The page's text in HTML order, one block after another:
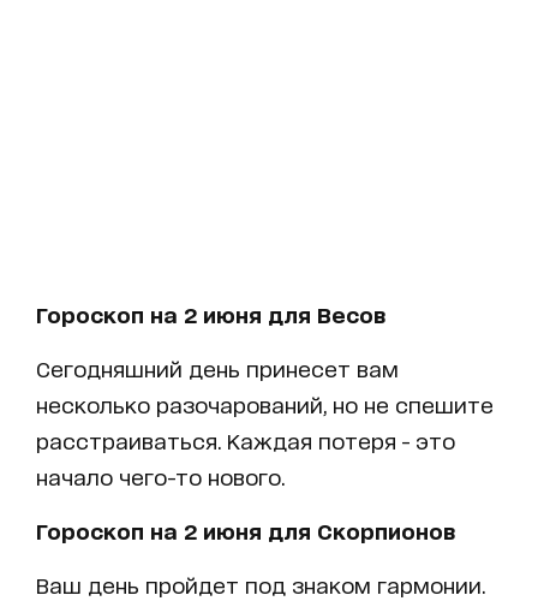
Гороскоп на 2 июня для Весов
Сегодняшний день принесет вам
несколько разочарований, но не спешите
расстраиваться. Каждая потеря - это
начало чего-то нового.
Гороскоп на 2 июня для Скорпионов
Ваш день пройдет под знаком гармонии.